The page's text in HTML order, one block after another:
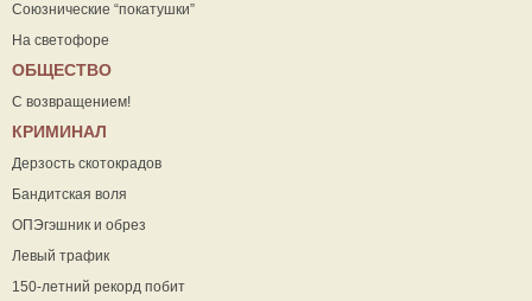
Союзнические “покатушки”
На светофоре
ОБЩЕСТВО
С возвращением!
КРИМИНАЛ
Дерзость скотокрадов
Бандитская воля
ОПЭгэшник и обрез
Левый трафик
150-летний рекорд побит